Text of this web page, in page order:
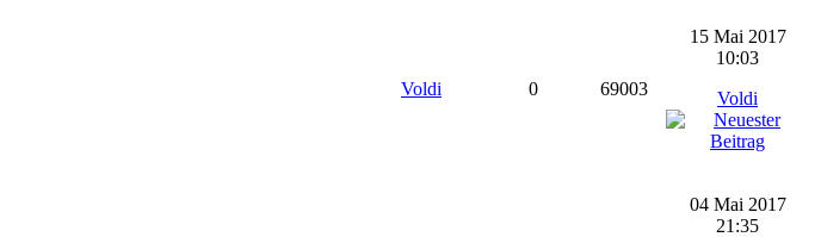
Voldi 0 69003
15 Mai 2017
10:03
Voldi
04 Mai 2017
21:35